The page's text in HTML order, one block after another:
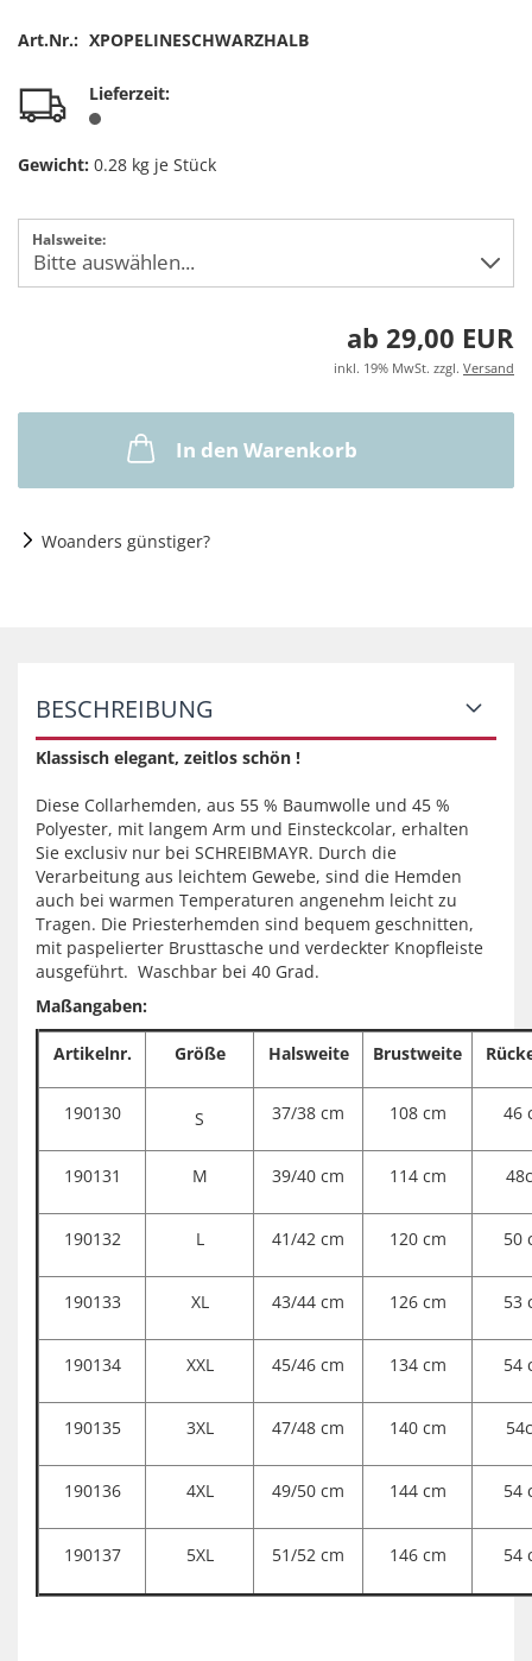
Art.Nr.: XPOPELINESCHWARZHALB
Lieferzeit:
Gewicht: 0.28 kg je Stück
Halsweite:
ab 29,00 EUR
inkl. 19% MwSt. zzgl. Versand
In den Warenkorb
Woanders günstiger?
BESCHREIBUNG
Klassisch elegant, zeitlos schön !
Diese Collarhemden, aus 55 % Baumwolle und 45 %
Polyester, mit langem Arm und Einsteckcolar, erhalten
Sie exclusiv nur bei SCHREIBMAYR. Durch die
Verarbeitung aus leichtem Gewebe, sind die Hemden
auch bei warmen Temperaturen angenehm leicht zu
Tragen. Die Priesterhemden sind bequem geschnitten,
mit paspelierter Brusttasche und verdeckter Knopfleiste
ausgeführt. Waschbar bei 40 Grad.
Maßangaben:
Artikelnr. Größe Halsweite Brustweite
190130 S 37/38 cm 108 cm 46
190131 M 39/40 cm 114 cm
190132 L 41/42 cm 120 cm 50
190133 XL 43/44 cm 126 cm 53
190134 XXL 45/46 cm 134 cm 54
190135 3XL 47/48 cm 140 cm
190136 4XL 49/50 cm 144 cm 54
190137 5XL 51/52 cm 146 cm 54